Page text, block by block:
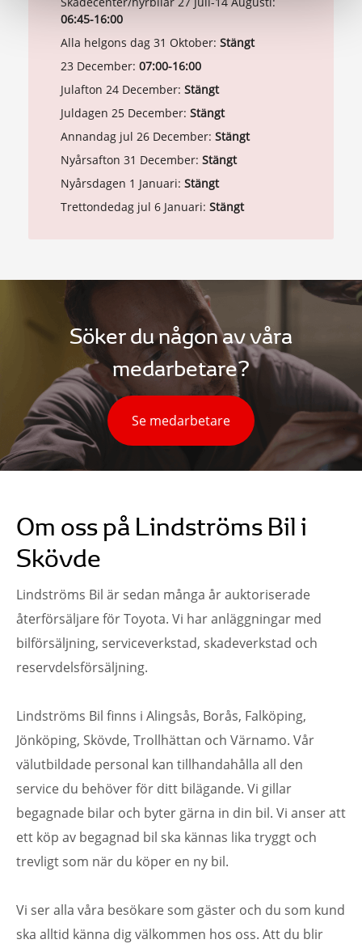
06:45-16:00
Alla helgons dag 31 Oktober: Stängt
23 December: 07:00-16:00
Julafton 24 December: Stängt
Juldagen 25 December: Stängt
Annandag jul 26 December: Stängt
Nyårsafton 31 December: Stängt
Nyårsdagen 1 Januari: Stängt
Trettondedag jul 6 Januari: Stängt
Söker du någon av våra
medarbetare?
Se medarbetare
Om oss på Lindströms Bil i
Skövde
Lindströms Bil är sedan många år auktoriserade
återförsäljare för Toyota. Vi har anläggningar med
bilförsäljning, serviceverkstad, skadeverkstad och
reservdelsförsäljning.
Lindströms Bil finns i Alingsås, Borås, Falköping,
Jönköping, Skövde, Trollhättan och Värnamo. Vår
välutbildade personal kan tillhandahålla all den
service du behöver för ditt bilägande. Vi gillar
begagnade bilar och byter gärna in din bil. Vi anser att
ett köp av begagnad bil ska kännas lika tryggt och
trevligt som när du köper en ny bil.
Vi ser alla våra besökare som gäster och du som kund
ska alltid känna dig välkommen hos oss. Att du blir